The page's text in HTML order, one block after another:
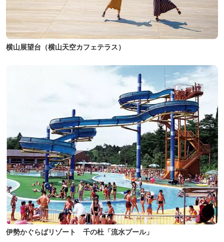
横山展望台（横山天空カフェテラス）
伊勢かぐらばリゾート 千の杜「流水プール」